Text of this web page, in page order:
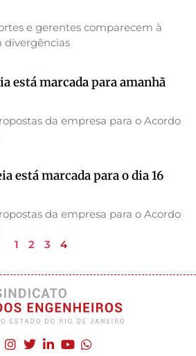
e gerentes comparecem à
divergências
está marcada para amanhã
da empresa para o Acordo
está marcada para o dia 16
da empresa para o Acordo
1
2 3 4